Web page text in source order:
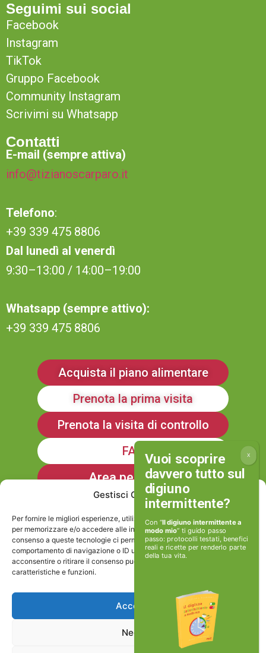
Gestisci Consenso
Per fornire le migliori esperienze, utilizziamo tecnologie come i cookie
per memorizzare e/o accedere alle informazioni del dispositivo. Il
consenso a queste tecnologie ci permetterà di elaborare dati come il
comportamento di navigazione o ID unici su questo sito. Non
acconsentire o ritirare il consenso può influire negativamente su alcune
caratteristiche e funzioni.
Accetta
Nega
Seguimi sui social
Facebook
Instagram
TikTok
Gruppo Facebook
Community Instagram
Scrivimi su Whatsapp
Contatti
E-mail (sempre attiva)
info@tizianoscarparo.it
Telefono:
+39 339 475 8806
Dal lunedì al venerdì
9:30–13:00 / 14:00–19:00
Whatsapp (sempre attivo):
+39 339 475 8806
Acquista il piano alimentare
Prenota la prima visita
Prenota la visita di controllo
FAQ
Area personale
Iscriviti alla Newsletter
Informativa sulla Privacy
Viviamoinforma stp srl
P.IVA e Cod.Fisc: 17506171002
Con “Il digiuno intermittente a
modo mio” ti guido passo
passo: protocolli testati, benefici
reali e ricette per renderlo parte
della tua vita.